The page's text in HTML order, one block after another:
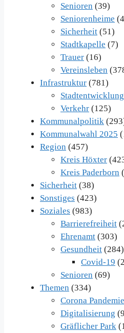
Senioren (39)
Seniorenheime
Sicherheit (51)
Stadtkapelle (7)
Trauer (16)
Vereinsleben
Infrastruktur (781)
Stadtentwicklung
Verkehr (125)
Kommunalpolitik
Kommunalwahl 2025
Region (457)
Kreis Höxter
Kreis Paderborn
Sicherheit (38)
Sonstiges (423)
Soziales (983)
Barrierefreiheit
Ehrenamt (303)
Gesundheit (284)
Covid-19
Senioren (69)
Themen (334)
Corona Pandemie
Digitalisierung
Gräflicher Park